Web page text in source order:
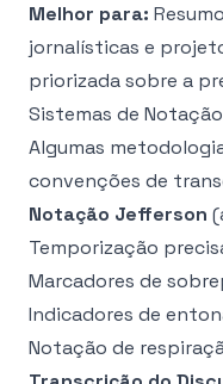
Melhor para:
jornalísticas e
priorizada sobre a
Sistemas de
Algumas
convenções de
Notação Jefferson
Temporização
Marcadores de
Indicadores de
Notação de